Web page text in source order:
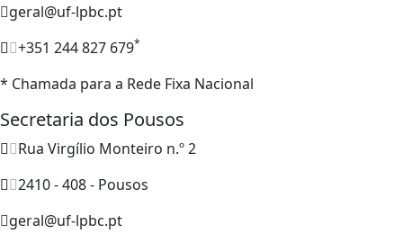
geral@uf-lpbc.pt
+351 244 827 679*
* Chamada para a Rede Fixa Nacional
Secretaria dos Pousos
Rua Virgílio Monteiro n.º 2
2410 - 408 - Pousos
geral@uf-lpbc.pt